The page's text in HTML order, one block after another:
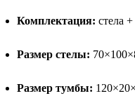
Комплектация: стела
Размер стелы:
Размер тумбы: